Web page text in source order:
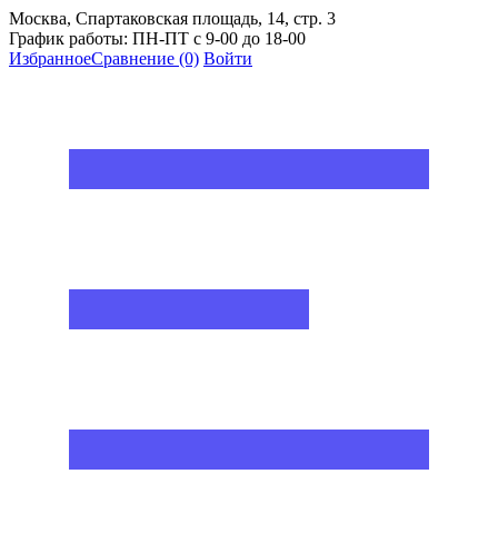
Москва, Спартаковская площадь, 14, стр. 3
График работы: ПН-ПТ с 9-00 до 18-00
ИзбранноеСравнение (0) Войти